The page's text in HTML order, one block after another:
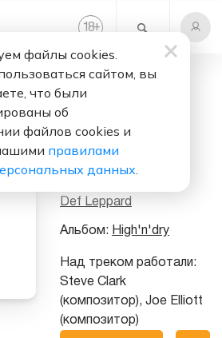
18+
Mirror, Mirror
(Look Into My
Eyes)
Def Leppard
Альбом: High'n'dry
Над треком работали:
Steve Clark
(композитор), Joe Elliott
(композитор)
файлы cookies.
сайтом, вы
что были
об
файлов cookies и
правилами
данных.